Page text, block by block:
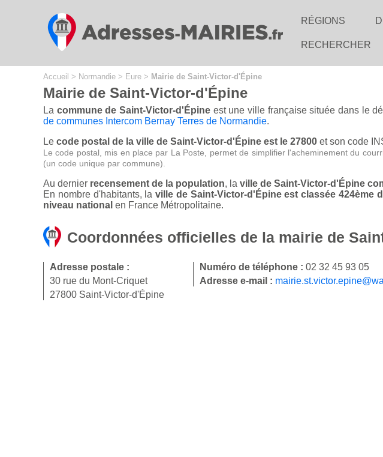
RÉGIONS
RECHERCHER
Accueil > Normandie > Eure > Mairie de Saint-Victor-d'Épine
Mairie de Saint-Victor-d'Épine
La commune de Saint-Victor-d'Épine est une ville française située dans le
de communes Intercom Bernay Terres de Normandie.
Le code postal de la ville de Saint-Victor-d'Épine est le 27800 et son code
Le code postal, mis en place par La Poste, permet de simplifier l'acheminement du
(un code unique par commune).
Au dernier recensement de la population, la ville de Saint-Victor-d'Épine
En nombre d'habitants, laville de Saint-Victor-d'Épine est classée 424ème
niveau national en France Métropolitaine.
Coordonnées officielles de la mairie de
Adresse postale :
30 rue du Mont-Criquet
27800 Saint-Victor-d'Épine
Numéro de téléphone : 02 32 45 93 05
Adresse e-mail :